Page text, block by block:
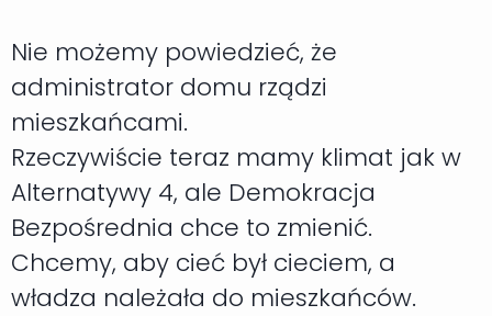
Nie możemy powiedzieć, że
administrator domu rządzi
mieszkańcami.
Rzeczywiście teraz mamy klimat jak w
Alternatywy 4, ale Demokracja
Bezpośrednia chce to zmienić.
Chcemy, aby cieć był cieciem, a
władza należała do mieszkańców.